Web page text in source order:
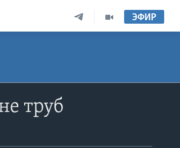
ЭФИР
труб